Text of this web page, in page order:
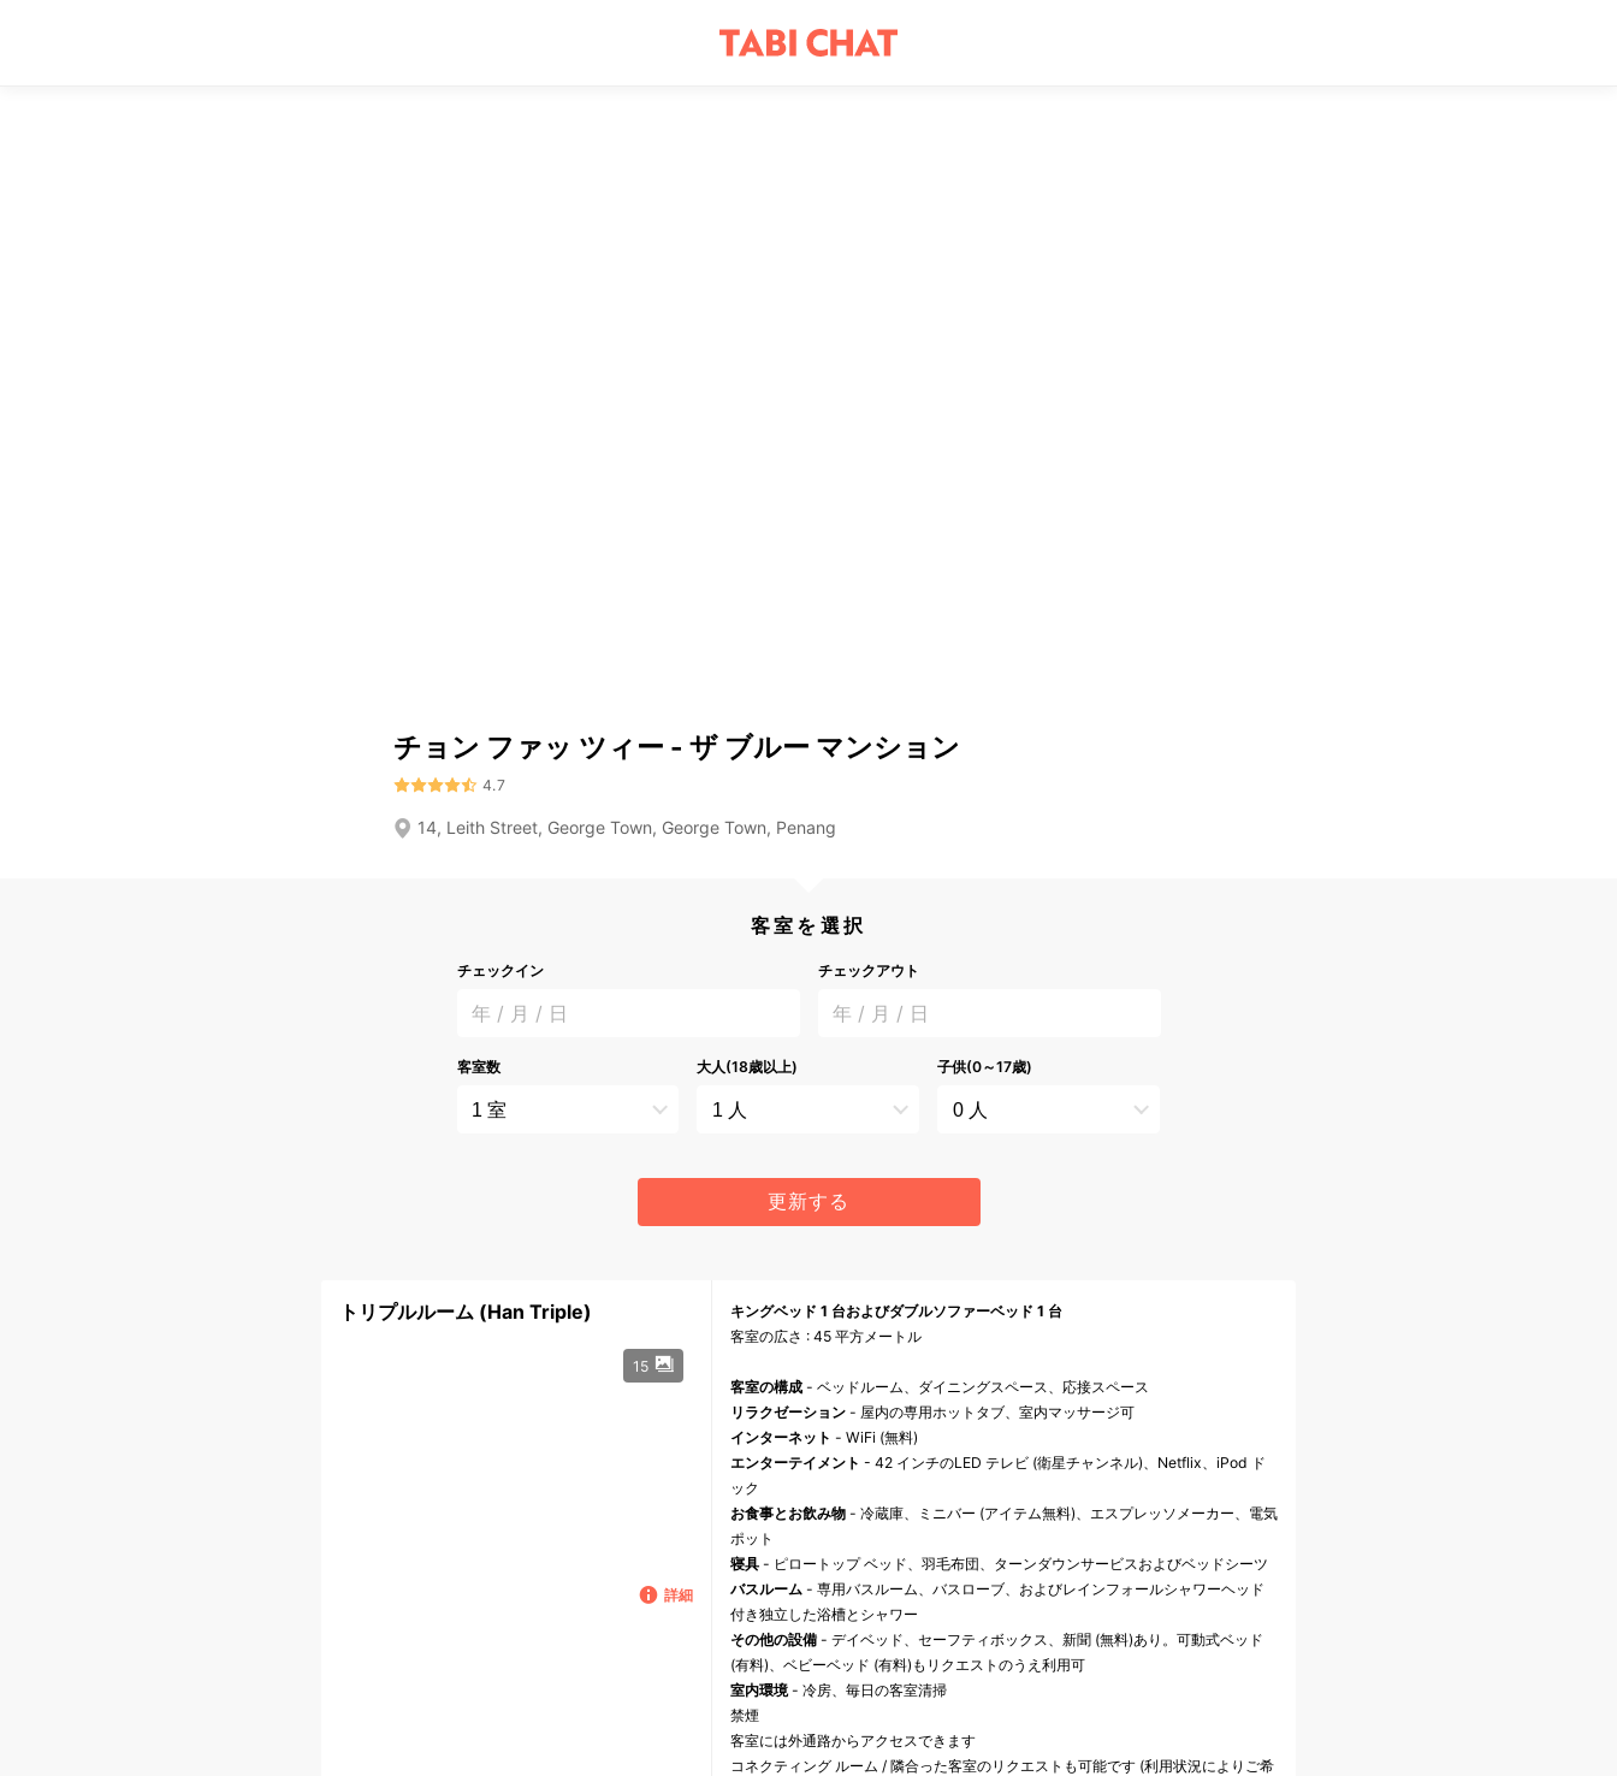
チョン ファッ ツィー - ザ ブルー マンション
4.7
14, Leith Street, George Town, George Town, Penang
客室を選択
チェックイン
年 / 月 / 日
チェックアウト
年 / 月 / 日
客室数 大人(18歳以上) 子供(0～17歳)
更新する
トリプルルーム (Han Triple)
15
詳細
キングベッド 1 台およびダブルソファーベッド 1 台
客室の広さ : 45 平方メートル
客室の構成- ベッドルーム、ダイニングスペース、応接スペース
リラクゼーション- 屋内の専用ホットタブ、室内マッサージ可
インターネット - WiFi (無料)
エンターテイメント - 42 インチのLED テレビ (衛星チャンネル)、Netflix、iPod ド
ック
お食事とお飲み物- 冷蔵庫、ミニバー (アイテム無料)、エスプレッソメーカー、電気
ポット
寝具- ピロートップ ベッド、羽毛布団、ターンダウンサービスおよびベッドシーツ
バスルーム- 専用バスルーム、バスローブ、およびレインフォールシャワーヘッド
付き独立した浴槽とシャワー
その他の設備- デイベッド、セーフティボックス、新聞 (無料)あり。可動式ベッド
(有料)、ベビーベッド (有料)もリクエストのうえ利用可
室内環境- 冷房、毎日の客室清掃
禁煙
客室には外通路からアクセスできます
コネクティング ルーム / 隣合った客室のリクエストも可能です (利用状況によりご希